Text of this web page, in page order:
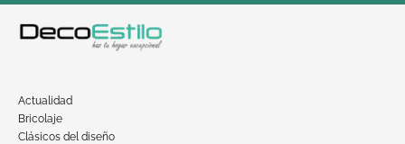
Actualidad
Bricolaje
Clásicos del diseño